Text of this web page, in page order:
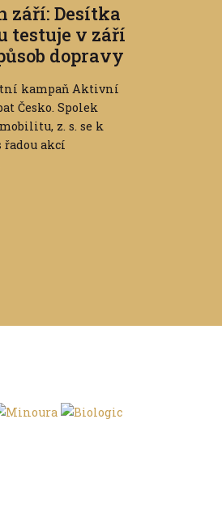
září: Desítka
testuje v září
dopravy
kampaň Aktivní
Česko. Spolek
z. s. se k
akcí